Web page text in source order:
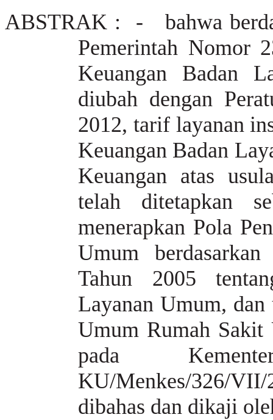
ABSTRAK : -
bahwa
Pemerintah Nomor
Keuangan Badan
diubah dengan
2012, tarif layanan
Keuangan Badan
Keuangan atas
telah ditetapkan
menerapkan Pola
Umum
Tahun 2005
Layanan Umum,
Umum Rumah Sakit
pada
KU/Menkes/326/
dibahas dan dikaji